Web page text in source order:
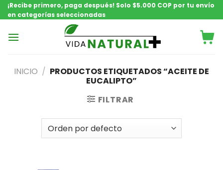
Saltar
contenido
¡Recibe primero, paga después! Solo $5.000 COP por tu envío
en categorías seleccionadas
INICIO / PRODUCTOS ETIQUETADOS “ACEITE DE
EUCALIPTO”
FILTRAR